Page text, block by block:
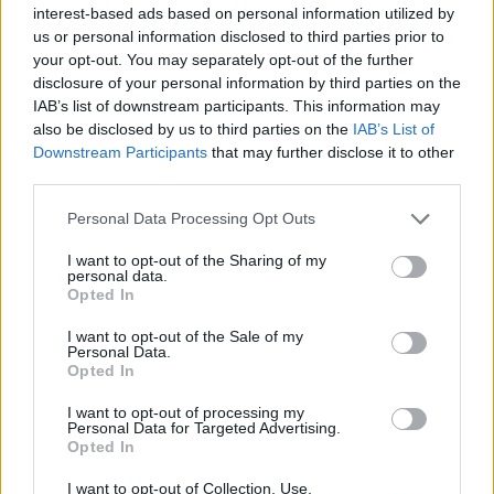
interest-based ads based on personal information utilized by
us or personal information disclosed to third parties prior to
your opt-out. You may separately opt-out of the further
disclosure of your personal information by third parties on the
IAB’s list of downstream participants. This information may
also be disclosed by us to third parties on the IAB’s List of
Downstream Participants that may further disclose it to other
Personal Data Processing Opt Outs
I want to opt-out of the Sharing of my
personal data.
Opted In
I want to opt-out of the Sale of my
Personal Data.
Opted In
I want to opt-out of processing my
Personal Data for Targeted Advertising.
Opted In
I want to opt-out of Collection, Use,
πυρ
Οι αρχές ανακοινώνουν τουλάχιστον
έναν νεκρό καθηγητή και τέσσερις
τραυματίες
Στον εισαγγελέα σήμερα η 46χρονη για την
επίθεση στη Marfin ‑ η νύχτα της στα
κρατητήρια της ΓΑΔΑ
συνοδεία του ελληνικού FBI - Δείτε φωτογραφίες
ΠΡΙΝ 10 ΏΡΕΣ